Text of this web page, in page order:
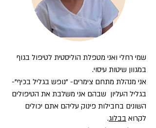
שמי רחלי ואני מטפלת הוליסטית לטיפול בגוף
במגוון שיטות עיסוי.
אני מנהלת מתחם צימרים- "נופש בגליל בכיף"-
בגליל העליון שבהם אני משלבת את הטיפולים
השונים בחבילות פינוק עליהם אתם יכולים
לקרוא בבלוג.